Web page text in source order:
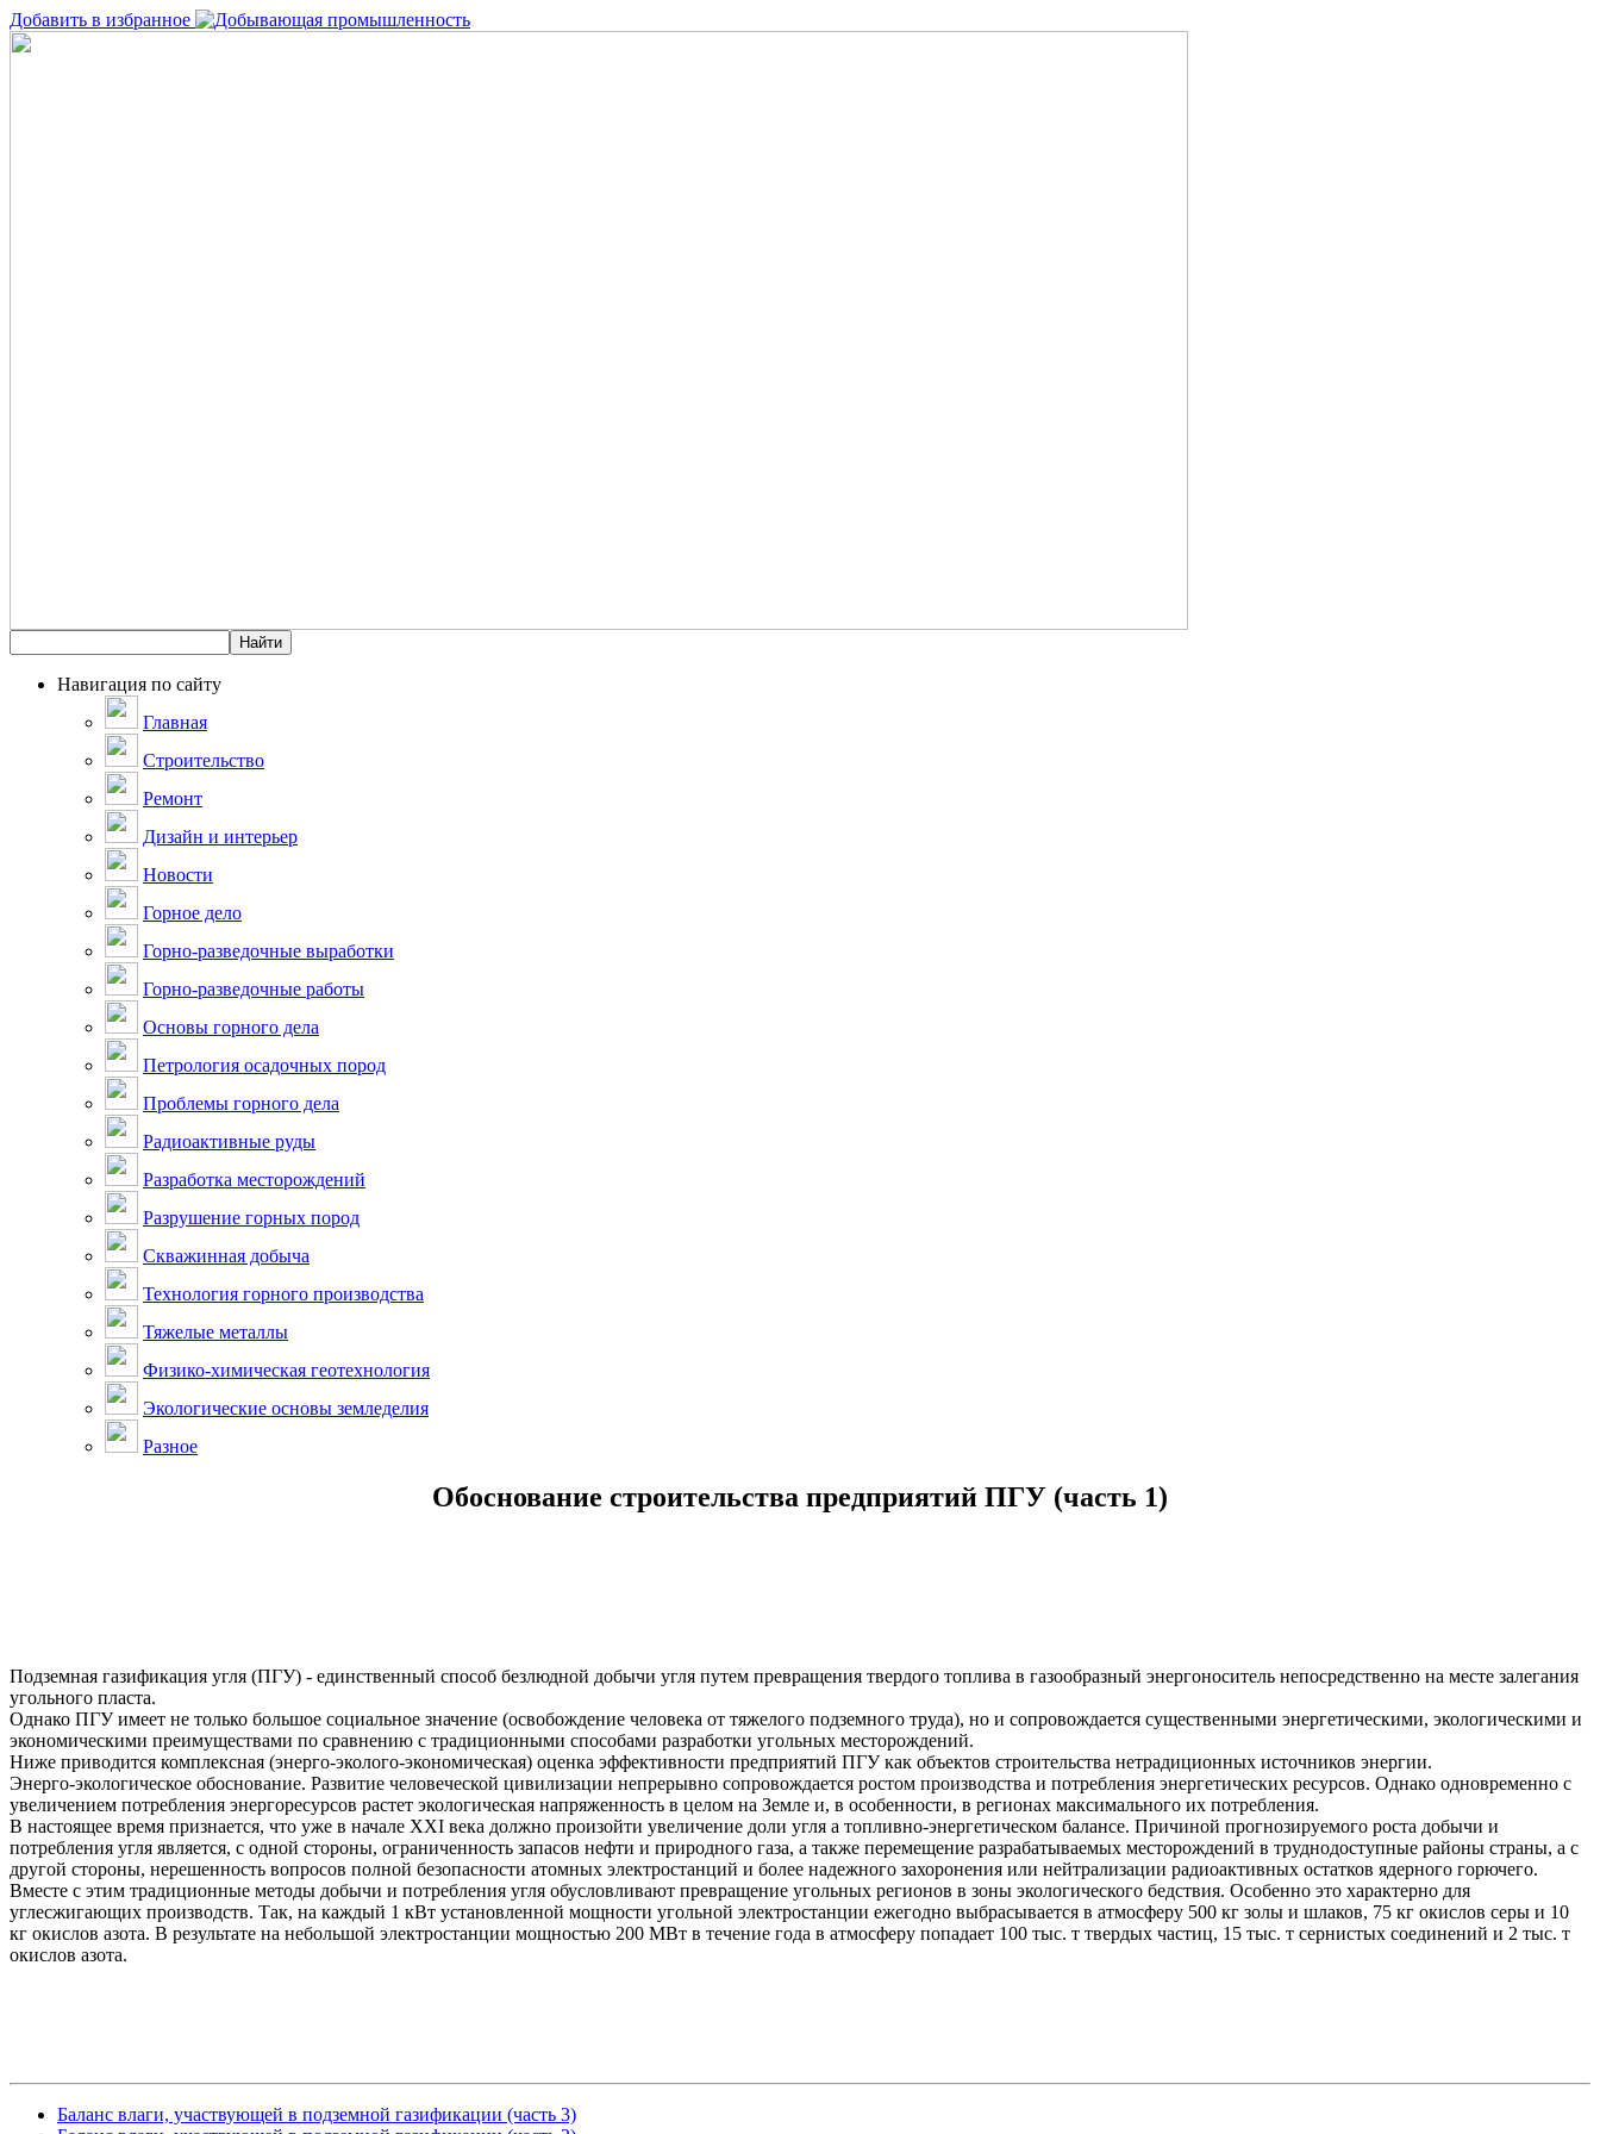
Добавить в избранное
Навигация по сайту
Главная
Строительство
Ремонт
Дизайн и интерьер
Новости
Горное дело
Горно-разведочные выработки
Горно-разведочные работы
Основы горного дела
Петрология осадочных пород
Проблемы горного дела
Радиоактивные руды
Разработка месторождений
Разрушение горных пород
Скважинная добыча
Технология горного производства
Тяжелые металлы
Физико-химическая геотехнология
Экологические основы земледелия
Разное
Обоснование строительства предприятий ПГУ (часть 1)
Подземная газификация угля (ПГУ) - единственный способ безлюдной добычи угля путем превращения твердого топлива в газообразный энергоноситель непосредственно на месте залегания
угольного пласта.
Однако ПГУ имеет не только большое социальное значение (освобождение человека от тяжелого подземного труда), но и сопровождается существенными энергетическими, экологическими и
экономическими преимуществами по сравнению с традиционными способами разработки угольных месторождений.
Ниже приводится комплексная (энерго-эколого-экономическая) оценка эффективности предприятий ПГУ как объектов строительства нетрадиционных источников энергии.
Энерго-экологическое обоснование. Развитие человеческой цивилизации непрерывно сопровождается ростом производства и потребления энергетических ресурсов. Однако одновременно с
увеличением потребления энергоресурсов растет экологическая напряженность в целом на Земле и, в особенности, в регионах максимального их потребления.
В настоящее время признается, что уже в начале XXI века должно произойти увеличение доли угля а топливно-энергетическом балансе. Причиной прогнозируемого роста добычи и
потребления угля является, с одной стороны, ограниченность запасов нефти и природного газа, а также перемещение разрабатываемых месторождений в труднодоступные районы страны, а с
другой стороны, нерешенность вопросов полной безопасности атомных электростанций и более надежного захоронения или нейтрализации радиоактивных остатков ядерного горючего.
Вместе с этим традиционные методы добычи и потребления угля обусловливают превращение угольных регионов в зоны экологического бедствия. Особенно это характерно для
углесжигающих производств. Так, на каждый 1 кВт установленной мощности угольной электростанции ежегодно выбрасывается в атмосферу 500 кг золы и шлаков, 75 кг окислов серы и 10
кг окислов азота. В результате на небольшой электростанции мощностью 200 МВт в течение года в атмосферу попадает 100 тыс. т твердых частиц, 15 тыс. т сернистых соединений и 2 тыс. т
окислов азота.
Баланс влаги, участвующей в подземной газификации (часть 3)